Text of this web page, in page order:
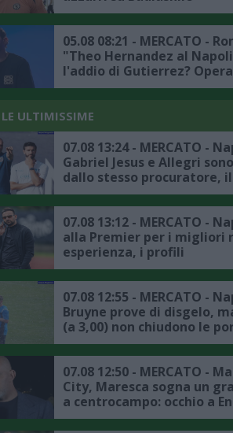
05.08 08:21 - MERCATO -
"Theo Hernandez al
l'addio di Gutierrez?
fantasia, ingaggio fuori
ULTIMISSIME
07.08 13:24 - MERCATO -
Gabriel Jesus e Allegri
dallo stesso procuratore,
07.08 13:12 - MERCATO -
alla Premier per i migliori
esperienza, i profili
07.08 12:55 - MERCATO -
Bruyne prove di disgelo,
(a 3,00) non chiudono le
trasferimento
07.08 12:50 - MERCATO -
City, Maresca sogna un
a centrocampo: occhio a
Fernandez